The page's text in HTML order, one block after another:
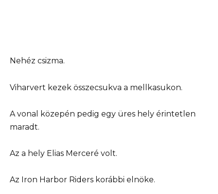
Nehéz csizma.
Viharvert kezek összecsukva a mellkasukon.
A vonal közepén pedig egy üres hely érintetlen
maradt.
Az a hely Elias Merceré volt.
Az Iron Harbor Riders korábbi elnöke.